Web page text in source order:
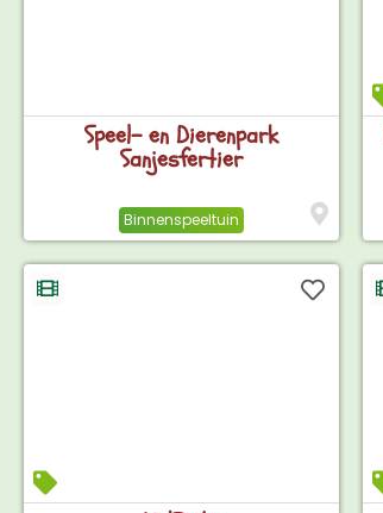
Speel- en Dierenpark
Sanjesfertier
Binnenspeeltuin